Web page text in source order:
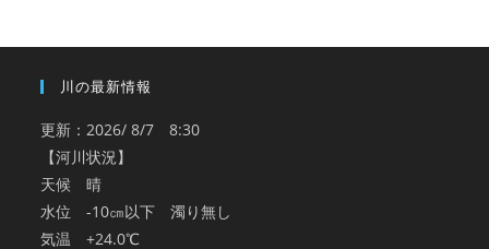
川の最新情報
更新：2026/ 8/7 8:30
【河川状況】
天候 晴
水位 -10㎝以下 濁り無し
気温 +24.0℃